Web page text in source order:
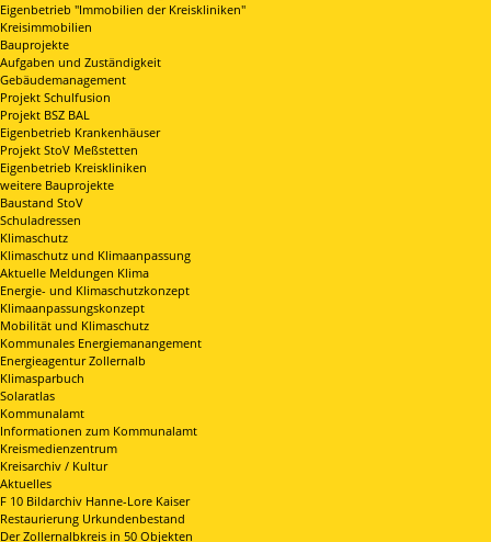
Eigenbetrieb "Immobilien der Kreiskliniken"
Kreisimmobilien
Bauprojekte
Aufgaben und Zuständigkeit
Gebäudemanagement
Projekt Schulfusion
Projekt BSZ BAL
Eigenbetrieb Krankenhäuser
Projekt StoV Meßstetten
Eigenbetrieb Kreiskliniken
weitere Bauprojekte
Baustand StoV
Schuladressen
Klimaschutz
Klimaschutz und Klimaanpassung
Aktuelle Meldungen Klima
Energie- und Klimaschutzkonzept
Klimaanpassungskonzept
Mobilität und Klimaschutz
Kommunales Energiemanangement
Energieagentur Zollernalb
Klimasparbuch
Solaratlas
Kommunalamt
Informationen zum Kommunalamt
Kreismedienzentrum
Kreisarchiv / Kultur
Aktuelles
F 10 Bildarchiv Hanne-Lore Kaiser
Restaurierung Urkundenbestand
Der Zollernalbkreis in 50 Objekten